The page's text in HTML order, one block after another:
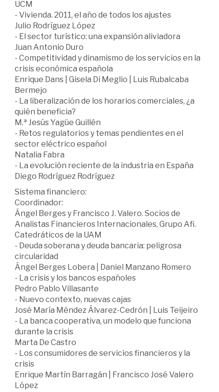
UCM
- Vivienda. 2011, el año de todos los ajustes
Julio Rodríguez López
- El sector turístico: una expansión aliviadora
Juan Antonio Duro
- Competitividad y dinamismo de los servicios en la
crisis económica española
Enrique Dans | Gisela Di Meglio | Luis Rubalcaba
Bermejo
- La liberalización de los horarios comerciales, ¿a
quién beneficia?
M.ª Jesús Yagüe Guillén
- Retos regulatorios y temas pendientes en el
sector eléctrico español
Natalia Fabra
- La evolución reciente de la industria en España
Diego Rodríguez Rodríguez
Sistema financiero:
Coordinador:
Ángel Berges y Francisco J. Valero. Socios de
Analistas Financieros Internacionales, Grupo Afi.
Catedráticos de la UAM
- Deuda soberana y deuda bancaria: peligrosa
circularidad
Ángel Berges Lobera | Daniel Manzano Romero
- La crisis y los bancos españoles
Pedro Pablo Villasante
- Nuevo contexto, nuevas cajas
José María Méndez Álvarez-Cedrón | Luis Teijeiro
- La banca cooperativa, un modelo que funciona
durante la crisis
Marta De Castro
- Los consumidores de servicios financieros y la
crisis
Enrique Martín Barragán | Francisco José Valero
López